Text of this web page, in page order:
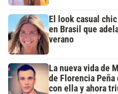
El look casual
en Brasil que
verano
La nueva vida de
de Florencia
con ella y ahora